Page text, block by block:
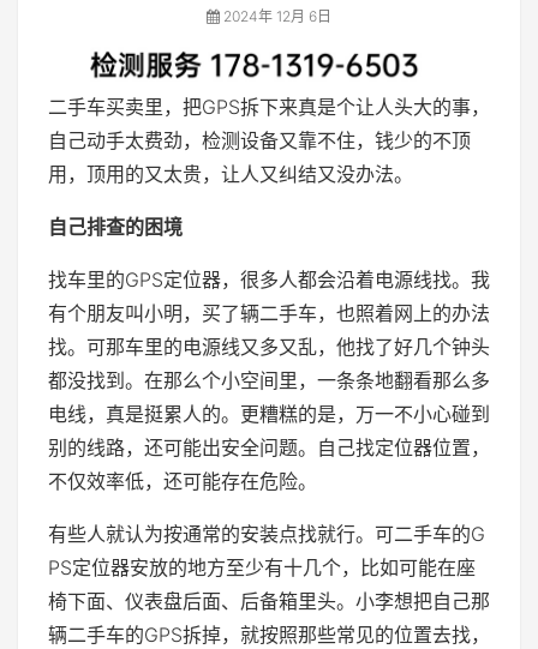
2024年 12月 6日
二手车买卖里，把GPS拆下来真是个让人头大的事，
自己动手太费劲，检测设备又靠不住，钱少的不顶
用，顶用的又太贵，让人又纠结又没办法。
自己排查的困境
找车里的GPS定位器，很多人都会沿着电源线找。我
有个朋友叫小明，买了辆二手车，也照着网上的办法
找。可那车里的电源线又多又乱，他找了好几个钟头
都没找到。在那么个小空间里，一条条地翻看那么多
电线，真是挺累人的。更糟糕的是，万一不小心碰到
别的线路，还可能出安全问题。自己找定位器位置，
不仅效率低，还可能存在危险。
有些人就认为按通常的安装点找就行。可二手车的G
PS定位器安放的地方至少有十几个，比如可能在座
椅下面、仪表盘后面、后备箱里头。小李想把自己那
辆二手车的GPS拆掉，就按照那些常见的位置去找，